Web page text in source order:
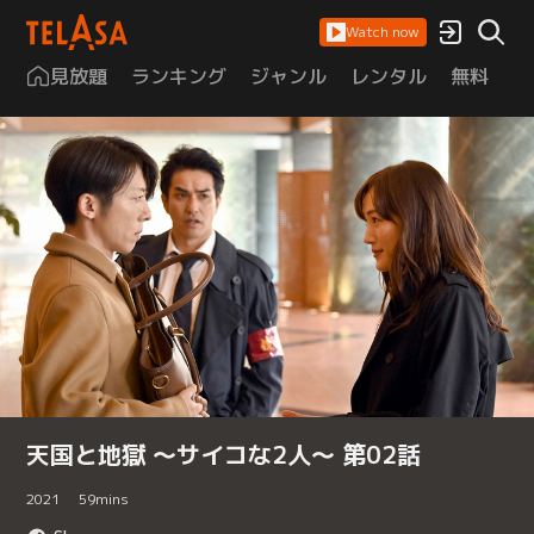
Watch now
見放題 ランキング ジャンル レンタル 無料
天国と地獄 ～サイコな2人～ 第02話
2021 59mins